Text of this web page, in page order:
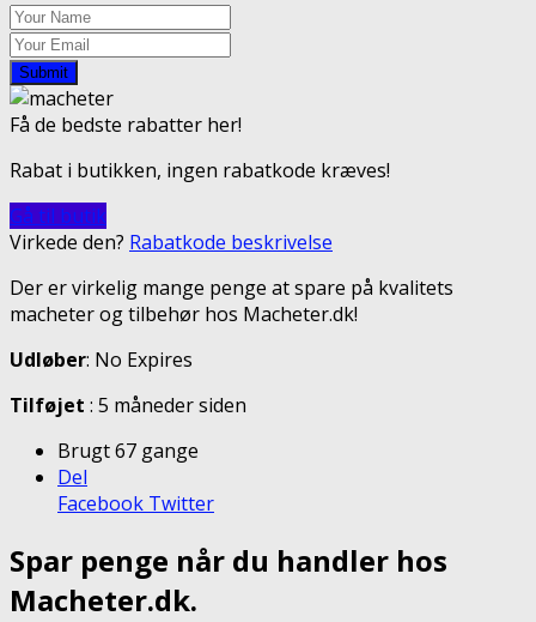
Submit
Få de bedste rabatter her!
Rabat i butikken, ingen rabatkode kræves!
Gå til butik
Virkede den? Rabatkode beskrivelse
Der er virkelig mange penge at spare på kvalitets
macheter og tilbehør hos Macheter.dk!
Udløber: No Expires
Tilføjet : 5 måneder siden
Brugt 67 gange
Del
Facebook Twitter
Spar penge når du handler hos
Macheter.dk.